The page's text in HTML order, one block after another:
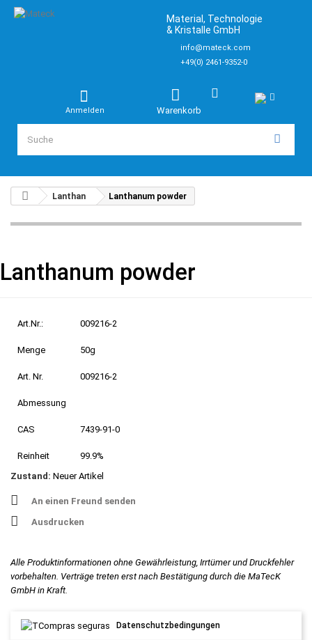
Material, Technologie
& Kristalle GmbH
info@mateck.com
+49(0) 2461-9352-0
Warenkorb
Anmelden
Lanthan Lanthanum powder
Lanthanum powder
Art.Nr.: 009216-2
Menge 50g
Art. Nr. 009216-2
Abmessung
CAS 7439-91-0
Reinheit
99.9%
Zustand: Neuer Artikel
An einen Freund senden
Ausdrucken
Alle Produktinformationen ohne Gewährleistung, Irrtümer und Druckfehler
vorbehalten. Verträge treten erst nach Bestätigung durch die MaTecK
GmbH in Kraft.
Datenschutzbedingungen